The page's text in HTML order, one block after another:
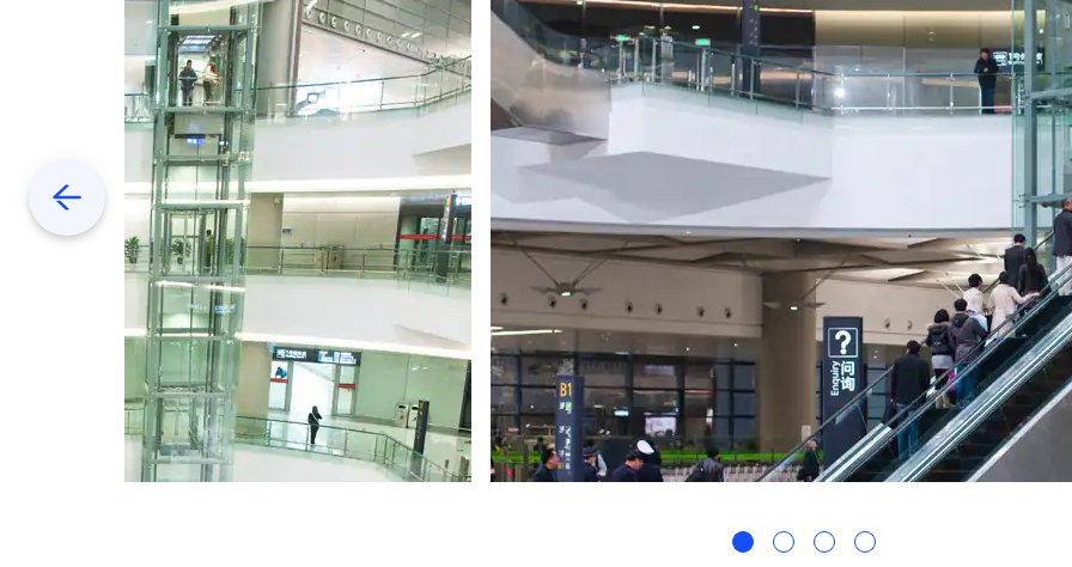
Previous